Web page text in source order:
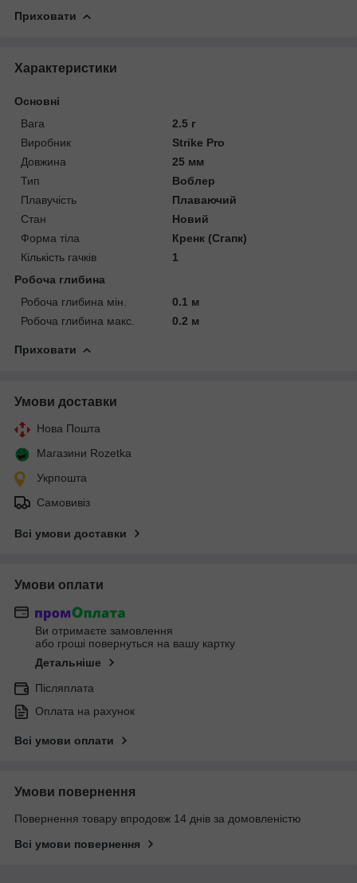
Приховати
Характеристики
Основні
Вага
2.5 г
Виробник
Strike Pro
Довжина
25 мм
Тип
Воблер
Плавучість
Плаваючий
Стан
Новий
Форма тіла
Кренк (Сгапк)
Кількість гачків
1
Робоча глибина
Робоча глибина мін.
0.1 м
Робоча глибина макс.
0.2 м
Приховати
Умови доставки
Нова Пошта
Магазини Rozetka
Укрпошта
Самовивіз
Всі умови доставки
Умови оплати
Ви отримаєте замовлення
або гроші повернуться на вашу картку
Детальніше
Післяплата
Оплата на рахунок
Всі умови оплати
Умови повернення
Повернення товару впродовж 14 днів за домовленістю
Всі умови повернення